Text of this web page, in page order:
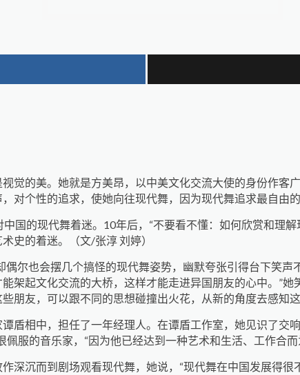
觉的美。她就是方美昂，以中美文化交流大使的身份作客
对个性的追求，使她向往现代舞，因为现代舞追求最自由的
国的现代舞着迷。10年后，“不要看不懂：如何欣赏和理
史的着迷。（文/张淳 刘婷）
尔也会摆几个搞怪的现代舞姿势，幽默夸张引得台下笑
架起文化交流的大桥，这样才能走进异国朋友的心中。”
朋友，可以跟不同的思想碰撞出火花，从新的角度去感知
盾相中，担任了一年经理人。在谭盾工作室，她见识了交
服的音乐家，“因为他已经达到一种艺术和生活、工作合
深沉而到剧场观看现代舞，她说，“现代舞在中国发展得